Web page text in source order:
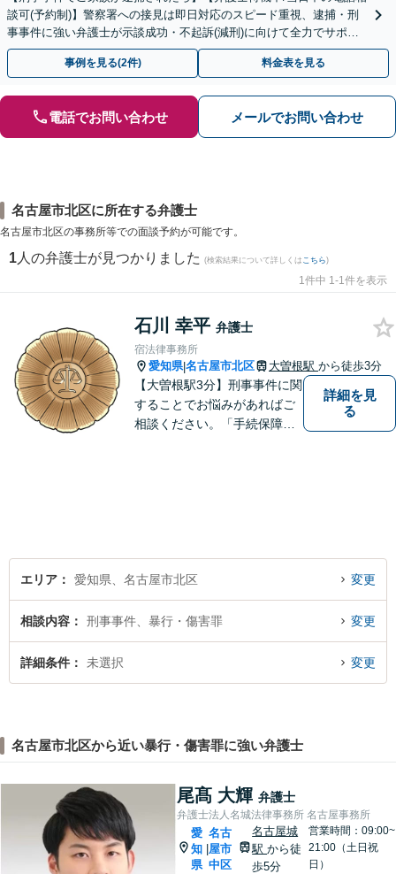
談可(予約制)】警察署への接見は即日対応のスピード重視、逮捕・刑
事事件に強い弁護士が示談成功・不起訴(減刑)に向けて全力でサポー
トします。【加害者側の相談専門】
事例を見る(2件) 料金表を見る
電話でお問い合わせ メールでお問い合わせ
名古屋市北区に所在する弁護士
名古屋市北区の事務所等での面談予約が可能です。
1 人の弁護士が見つかりました (検索結果について詳しくは こちら)
1件中 1-1件を表示
石川 幸平 弁護士
宿法律事務所
愛知県|名古屋市北区 大曽根駅 から徒歩3分
【大曽根駅3分】刑事事件に関
することでお悩みがあればご
相談ください。「手続保障の
詳細を見
る
エリア 愛知県、名古屋市北区 変更
相談内容 刑事事件、暴行・傷害罪 変更
詳細条件 未選択 変更
名古屋市北区から近い暴行・傷害罪に強い弁護士
尾髙 大輝 弁護士
弁護士法人名城法律事務所 名古屋事務所
愛
知
県
名古
屋市
中区
名古屋城
駅から徒
歩5分
営業時間：09:00~
21:00（土日祝
日）